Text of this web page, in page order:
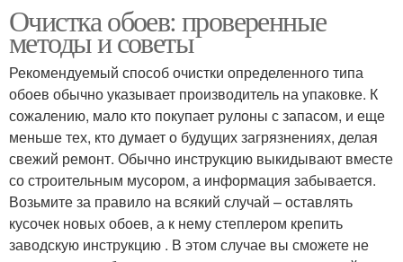
Очистка обоев: проверенные
методы и советы
Рекомендуемый способ очистки определенного типа
обоев обычно указывает производитель на упаковке. К
сожалению, мало кто покупает рулоны с запасом, и еще
меньше тех, кто думает о будущих загрязнениях, делая
свежий ремонт. Обычно инструкцию выкидывают вместе
со строительным мусором, а информация забывается.
Возьмите за правило на всякий случай – оставлять
кусочек новых обоев, а к нему степлером крепить
заводскую инструкцию . В этом случае вы сможете не